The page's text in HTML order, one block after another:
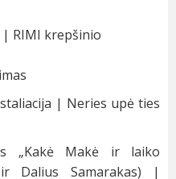
| RIMI krepšinio
| Neries upė ties
„Kakė Makė ir laiko
Dalius Samarakas) |